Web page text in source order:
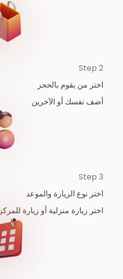
Step 2
اختر من يقوم بالحجز
أضف نفسك أو الآخرين
Step 3
اختر نوع الزيارة والموعد
اختر زيارة منزلية أو زيارة للمركز